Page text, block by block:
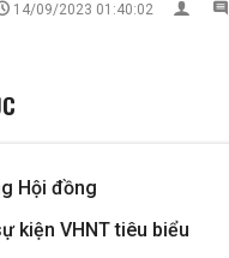
14/09/2023 01:40:02
Hội đồng
kiện VHNT tiêu biểu